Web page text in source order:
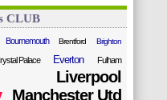
CLUB
Bournemouth Brentford Brighton
Palace Everton Fulham
Liverpool
Manchester Utd